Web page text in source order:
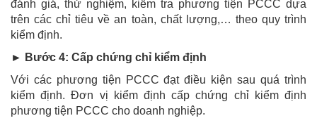
đánh giá, thử nghiệm, kiểm tra phương tiện PCCC dựa
trên các chỉ tiêu về an toàn, chất lượng,… theo quy trình
kiểm định.
► Bước 4: Cấp chứng chỉ kiểm định
Với các phương tiện PCCC đạt điều kiện sau quá trình
kiểm định. Đơn vị kiểm định cấp chứng chỉ kiểm định
phương tiện PCCC cho doanh nghiệp.